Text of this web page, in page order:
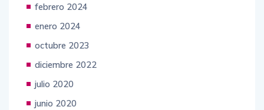
febrero 2024
enero 2024
octubre 2023
diciembre 2022
julio 2020
junio 2020